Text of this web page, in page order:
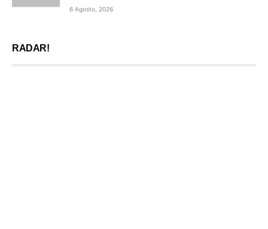
6 Agosto, 2026
RADAR!